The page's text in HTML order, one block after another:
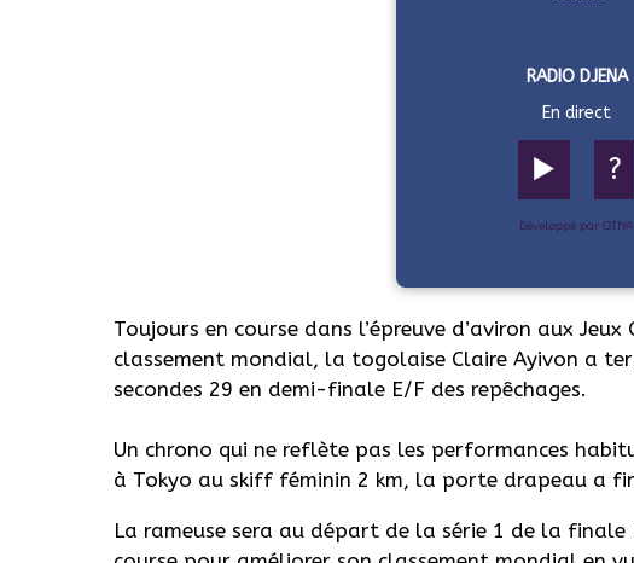
RADIO DJENA
En direct
▶️ ?
Développé par OTIYA
Toujours en course dans l’épreuve d’aviron aux
classement mondial, la togolaise Claire Ayivon a
secondes 29 en demi-finale E/F des repêchages.
Un chrono qui ne reflète pas les performances
à Tokyo au skiff féminin 2 km, la porte drapeau a
La rameuse sera au départ de la série 1 de la finale